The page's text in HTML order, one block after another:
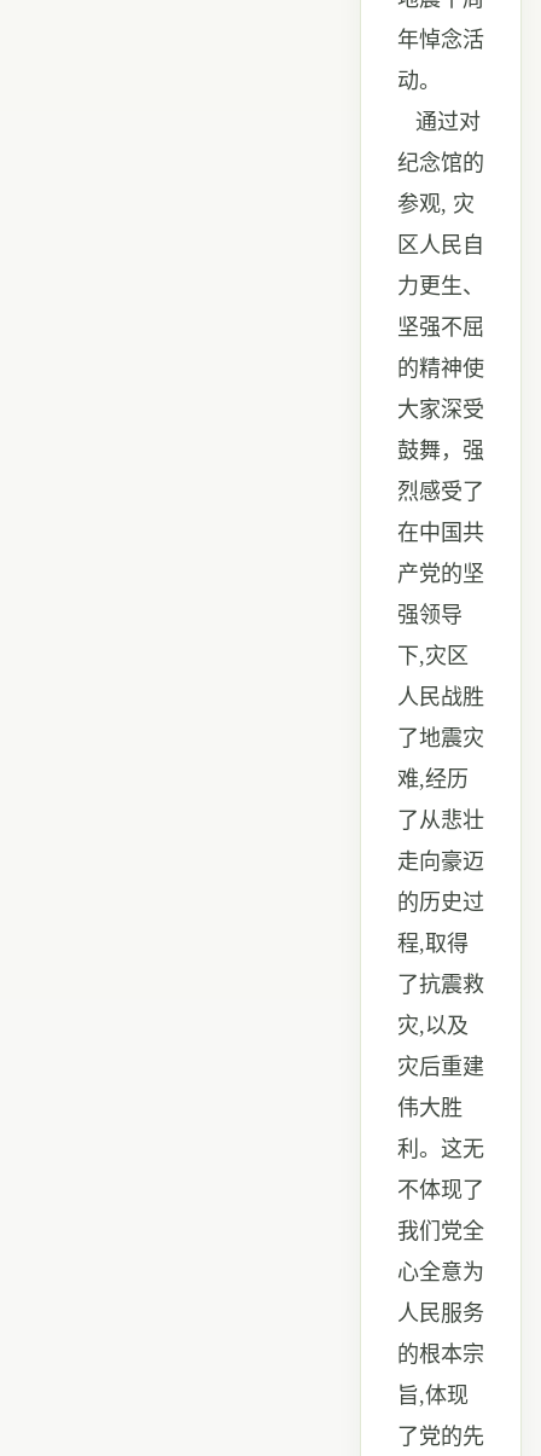
年悼念活
动。
通过对
纪念馆的
参观, 灾
区人民自
力更生、
坚强不屈
的精神使
大家深受
鼓舞，强
烈感受了
在中国共
产党的坚
强领导
下,灾区
人民战胜
了地震灾
难,经历
了从悲壮
走向豪迈
的历史过
程,取得
了抗震救
灾,以及
灾后重建
伟大胜
利。这无
不体现了
我们党全
心全意为
人民服务
的根本宗
旨,体现
了党的先